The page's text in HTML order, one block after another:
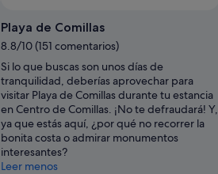
Playa de Comillas
8.8/10 (151 comentarios)
Si lo que buscas son unos días de
tranquilidad, deberías aprovechar para
visitar Playa de Comillas durante tu estancia
en Centro de Comillas. ¡No te defraudará! Y,
ya que estás aquí, ¿por qué no recorrer la
bonita costa o admirar monumentos
interesantes?
Leer menos